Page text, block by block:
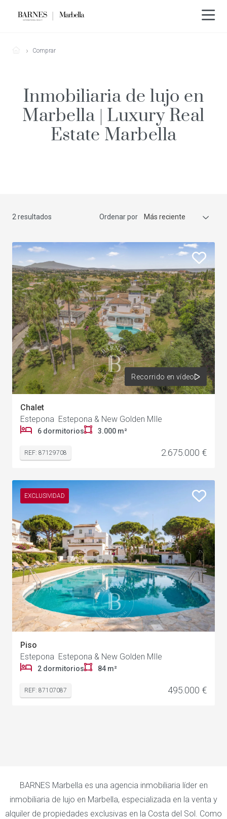
Comprar
Inmobiliaria de lujo en
Marbella | Luxury Real
Estate Marbella
2 resultados Ordenar por Más reciente
Recorrido en vídeo
Chalet
Estepona Estepona & New Golden MIle
6 dormitorios 3.000 m²
REF: 87129708 2.675.000 €
EXCLUSIVIDAD
Piso
Estepona Estepona & New Golden MIle
2 dormitorios 84 m²
REF: 87107087 495.000 €
BARNES Marbella es una agencia inmobiliaria líder en
inmobiliaria de lujo en Marbella, especializada en la venta y
alquiler de propiedades exclusivas en la Costa del Sol. Como